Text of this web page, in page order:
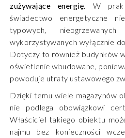
zużywające energię . W
świadectwo energetyczne
typowych,
wykorzystywanych wyłącznie
Dotyczy to również budynków
oświetlenie wbudowane,
powoduje utraty ustawowego
Dzięki temu wiele magazynów
nie podlega obowiązkowi
Właściciel takiego obiektu
najmu bez konieczności